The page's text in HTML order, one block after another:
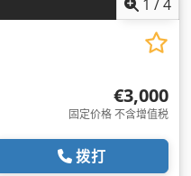
1 /4
€3,000
固定价格 不含增值税
拨打